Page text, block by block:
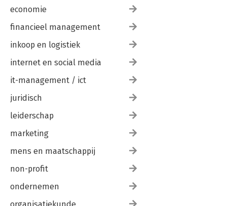
• Marco Aarnink, Print.com 175
• Bram de Zwart, 3d Hubs 184
• Jochanan Bax, Bax Music 188
• Tom Peeters, Crisp 193
• Pim de Witte, Medal.tv 198
economie
financieel management
inkoop en logistiek
internet en social media
it-management / ict
juridisch
leiderschap
marketing
mens en maatschappij
non-profit
ondernemen
organisatiekunde